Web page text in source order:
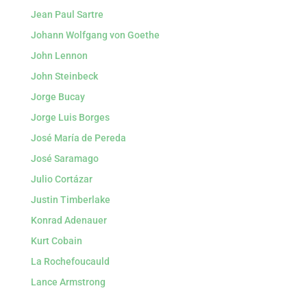
Jean Paul Sartre
Johann Wolfgang von Goethe
John Lennon
John Steinbeck
Jorge Bucay
Jorge Luis Borges
José María de Pereda
José Saramago
Julio Cortázar
Justin Timberlake
Konrad Adenauer
Kurt Cobain
La Rochefoucauld
Lance Armstrong